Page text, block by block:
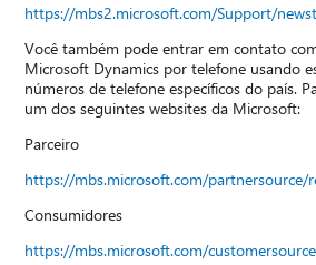
https://mbs2.microsoft.com/Support/
Você também pode entrar em contato
Microsoft Dynamics por telefone usando
números de telefone específicos do país.
um dos seguintes websites da Microsoft:
Parceiro
https://mbs.microsoft.com/
Consumidores
https://mbs.microsoft.com/